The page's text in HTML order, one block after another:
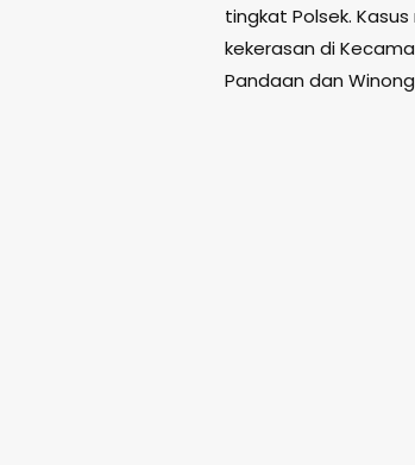
tingkat Polsek.
kekerasan di
Pandaan dan